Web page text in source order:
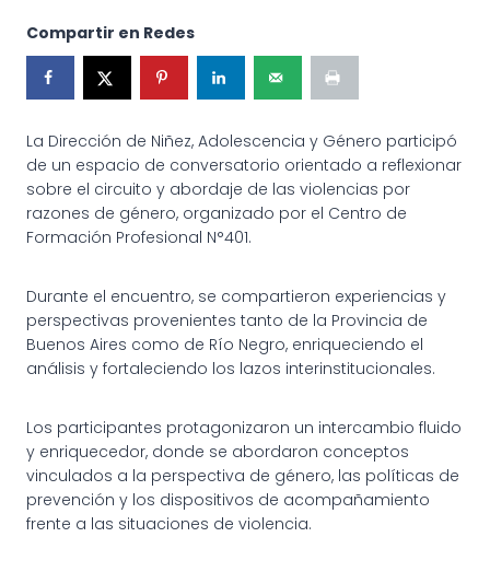
Compartir en Redes
La Dirección de Niñez, Adolescencia y Género participó
de un espacio de conversatorio orientado a reflexionar
sobre el circuito y abordaje de las violencias por
razones de género, organizado por el Centro de
Formación Profesional N°401.
Durante el encuentro, se compartieron experiencias y
perspectivas provenientes tanto de la Provincia de
Buenos Aires como de Río Negro, enriqueciendo el
análisis y fortaleciendo los lazos interinstitucionales.
Los participantes protagonizaron un intercambio fluido
y enriquecedor, donde se abordaron conceptos
vinculados a la perspectiva de género, las políticas de
prevención y los dispositivos de acompañamiento
frente a las situaciones de violencia.